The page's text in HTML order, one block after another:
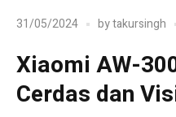
31/05/2024 bytakursingh
Xiaomi AW-
Cerdas dan